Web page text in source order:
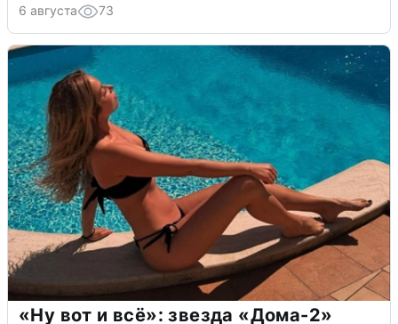
6 августа 73
«Ну вот и всё»: звезда «Дома-2»